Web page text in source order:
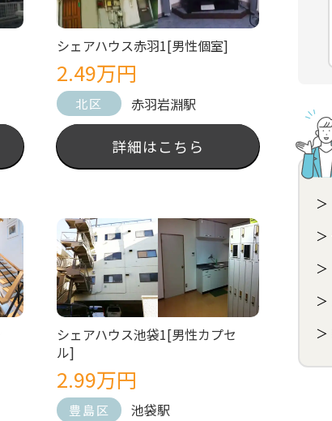
シェアハウス赤羽1[男性個室]
2.49万円
北区 赤羽岩淵駅
詳細はこちら
シェアハウス池袋1[男性カプセ
ル]
2.99万円
豊島区 池袋駅